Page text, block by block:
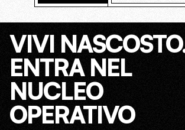
VIVI
ENTRA NEL
NUCLEO
OPERATIVO